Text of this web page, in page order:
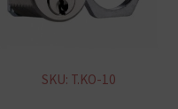
SKU: T.KO-10